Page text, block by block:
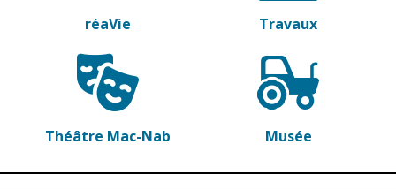
réaVie Travaux
Théâtre Mac-Nab Musée